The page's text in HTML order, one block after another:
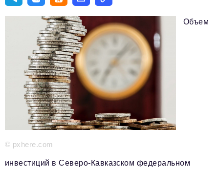
Точки роста
Персона
Инвестиции
Управление
Красота и здоровье
Энергетика
Недвижимость
© pxhere.com
Объем
инвестиций в Северо-Кавказском федеральном